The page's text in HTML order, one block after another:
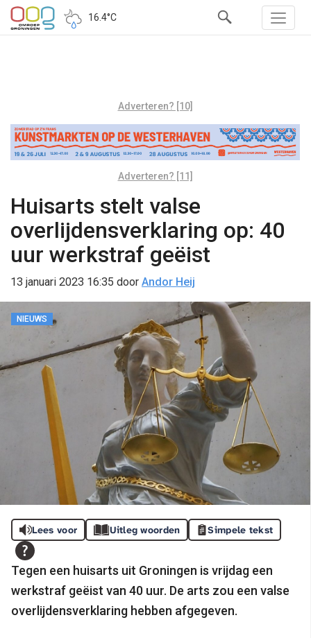
16.4°C
Adverteren? [10]
Adverteren? [11]
Huisarts stelt valse
overlijdensverklaring op: 40
uur werkstraf geëist
13 januari 2023 16:35 door Andor Heij
NIEUWS
Lees voor Uitleg woorden Simpele tekst
Tegen een huisarts uit Groningen is vrijdag een
werkstraf geëist van 40 uur. De arts zou een valse
overlijdensverklaring hebben afgegeven.